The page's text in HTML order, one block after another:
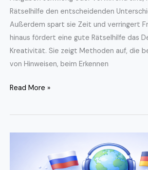
Rätselhilfe den entscheidenden
Außerdem spart sie Zeit und verringert
hinaus fördert eine gute Rätselhilfe das
Kreativität. Sie zeigt Methoden auf, die
von Hinweisen, beim Erkennen
Read More »